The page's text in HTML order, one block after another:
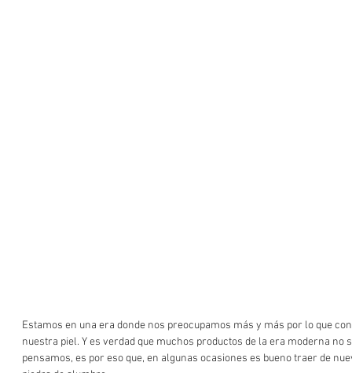
Estamos en una era donde nos preocupamos más y más por lo que
nuestra piel. Y es verdad que muchos productos de la era moderna no
pensamos, es por eso que, en algunas ocasiones es bueno traer de